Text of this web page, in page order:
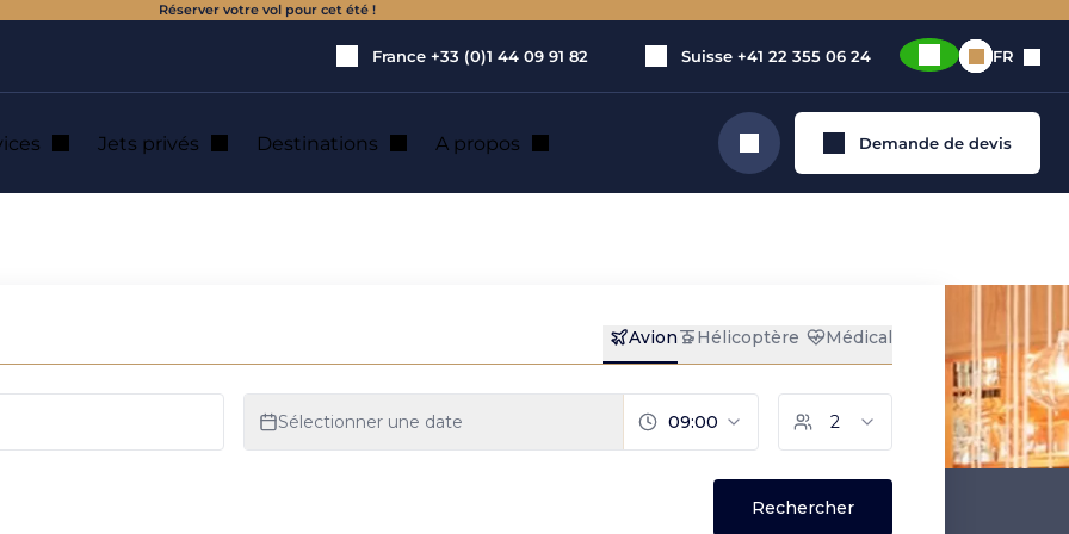
Réserver votre vol pour cet été !
France +33 (0)1 44 09 91 82 Suisse +41 22 355 06 24 FR
Jets privés Destinations A propos Rechercher Demande de devis